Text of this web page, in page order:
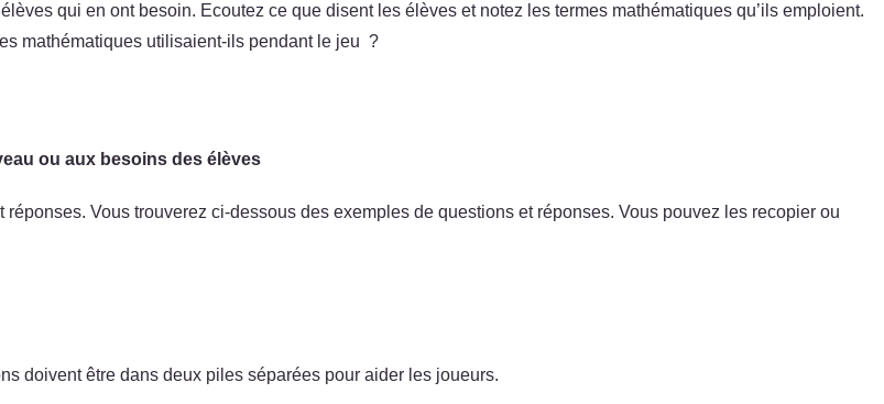
qui en ont besoin. Ecoutez ce que disent les élèves et notez les termes mathématiques qu’ils emploient.
mathématiques utilisaient-ils pendant le jeu ?
ou aux besoins des élèves
Vous trouverez ci-dessous des exemples de questions et réponses. Vous pouvez les recopier ou
doivent être dans deux piles séparées pour aider les joueurs.